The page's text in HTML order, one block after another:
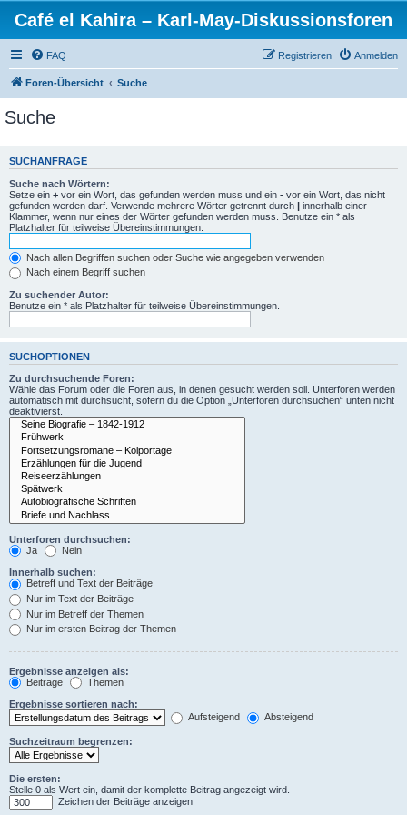
Café el Kahira – Karl-May-Diskussionsforen
FAQ Anmelden
Registrieren
Foren-Übersicht Suche
Suche
SUCHANFRAGE
Suche nach Wörtern:
Setze ein + vor ein Wort, das gefunden werden muss und ein - vor ein Wort, das nicht
gefunden werden darf. Verwende mehrere Wörter getrennt durch | innerhalb einer
Klammer, wenn nur eines der Wörter gefunden werden muss. Benutze ein * als
Platzhalter für teilweise Übereinstimmungen.
Nach allen Begriffen suchen oder Suche wie angegeben verwenden
Nach einem Begriff suchen
Zu suchender Autor:
Benutze ein * als Platzhalter für teilweise Übereinstimmungen.
SUCHOPTIONEN
Zu durchsuchende Foren:
Wähle das Forum oder die Foren aus, in denen gesucht werden soll. Unterforen werden
automatisch mit durchsucht, sofern du die Option „Unterforen durchsuchen“ unten nicht
deaktivierst.
Unterforen durchsuchen:
Ja
Nein
Innerhalb suchen:
Betreff und Text der Beiträge
Nur im Text der Beiträge
Nur im Betreff der Themen
Nur im ersten Beitrag der Themen
Ergebnisse anzeigen als:
Beiträge
Themen
Ergebnisse sortieren nach:
Aufsteigend
Absteigend
Suchzeitraum begrenzen:
Die ersten:
Stelle 0 als Wert ein, damit der komplette Beitrag angezeigt wird.
Zeichen der Beiträge anzeigen